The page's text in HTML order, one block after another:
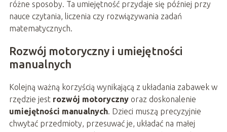
różne sposoby. Ta umiejętność przydaje się później przy
nauce czytania, liczenia czy rozwiązywania zadań
matematycznych.
Rozwój motoryczny i umiejętności
manualnych
Kolejną ważną korzyścią wynikającą z układania zabawek w
rzędzie jest rozwój motorycznyoraz doskonalenie
umiejętności manualnych. Dzieci muszą precyzyjnie
chwytać przedmioty, przesuwać je, układać na małej